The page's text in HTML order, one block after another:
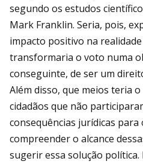
segundo os estudos
Mark Franklin. Seria, pois,
impacto positivo na
transformaria o voto numa
conseguinte, de ser um
Além disso, que meios teria
cidadãos que não
consequências jurídicas para
compreender o alcance
sugerir essa solução política.